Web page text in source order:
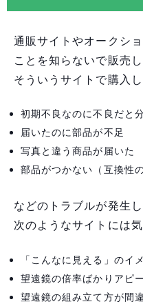
通販サイトやオークシ
ことを知らないで販売
そういうサイトで購入し
初期不良なのに不良だと
届いたのに部品が不足
写真と違う商品が届いた
部品がつかない（互換性
などのトラブルが発生し
次のようなサイトには
「こんなに見える」のイ
望遠鏡の倍率ばかりアピ
望遠鏡の組み立て方が間